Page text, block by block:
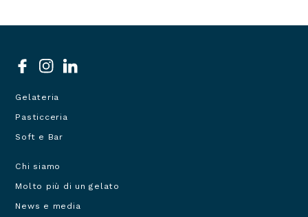
Social
menu
Prodotti
Gelateria
Pasticceria
Soft e Bar
Navigazione
principale
footer
Chi siamo
Molto più di un gelato
News e media